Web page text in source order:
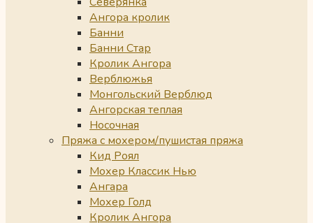
Ангора кролик
Банни
Банни Стар
Кролик Ангора
Верблюжья
Монгольский Верблюд
Ангорская теплая
Носочная
Пряжа с мохером/пушистая пряжа
Кид Роял
Мохер Классик Нью
Ангара
Мохер Голд
Кролик Ангора